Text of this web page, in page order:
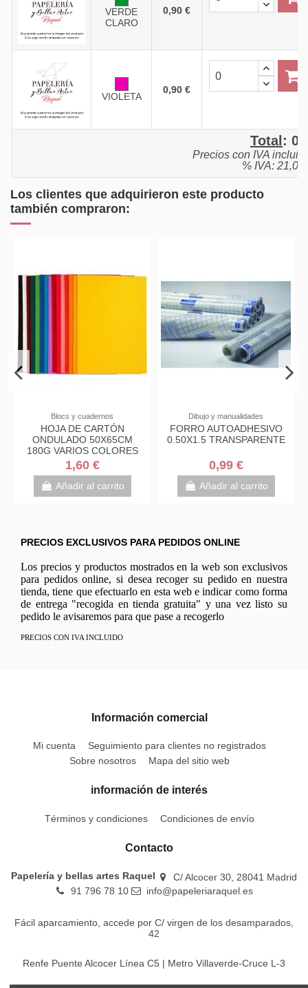
VERDE
CLARO
0,90 €
VIOLETA
0,90 €
Total :
Precios con IVA
% IVA:
Los clientes que adquirieron este producto
también compraron:
PAPELERÍA
PAQUETE 10 UDS.
BOLSAS ENVÍO AIR BAG
ACOLCHADA ENVIOS
ESPECIALES AK-19
KRAFT...
1,00 €
Añadir al carrito
GOMA EVA
FIELTRO TAMAÑO 40X60
VARIOS COLORES
1,20 €
Añadir al carrito
PRECIOS EXCLUSIVOS PARA PEDIDOS ONLINE
Los precios y productos mostrados en la web son exclusivos
para pedidos online, si desea recoger su pedido en nuestra
tienda, tiene que efectuarlo en esta web e indicar como forma
de entrega "recogida en tienda gratuita" y una vez listo su
pedido le avisaremos para que pase a recogerlo
PRECIOS CON IVA INCLUIDO
Información comercial
Mi cuenta
Seguimiento para clientes no registrados
Sobre nosotros
Mapa del sitio web
información de interés
Términos y condiciones Condiciones de envío
Contacto
Papelería y bellas artes Raquel
C/ Alcocer 30, 28041 Madrid
91 796 78 10
info@papeleriaraquel.es
Fácil aparcamiento, accede por C/ virgen de los desamparados,
42
Renfe Puente Alcocer Línea C5 | Metro Villaverde-Cruce L-3